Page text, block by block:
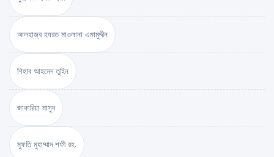
আলহাজ্ব হযরত মাওলানা এমামুদ্দীন
শিহাব আহমেদ তুহিন
জাকারিয়া মাসুদ
মুফতি মুহাম্মাদ শফী রহ.